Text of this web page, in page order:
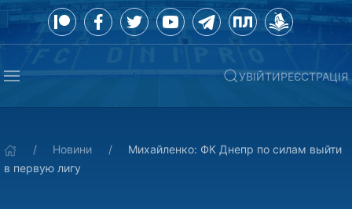
УВІЙТИРЕЄСТРАЦІЯ
Новини
Михайленко: ФК Днепр по силам выйти
в первую лигу